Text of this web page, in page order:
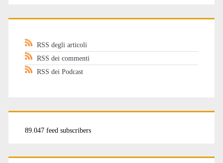
RSS degli articoli
RSS dei commenti
RSS dei Podcast
89.047 feed subscribers